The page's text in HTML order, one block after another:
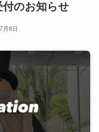
のお知らせ
月8日